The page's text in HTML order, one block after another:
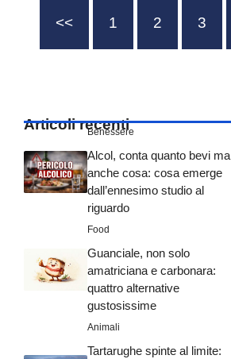
<< 1 2 3
Articoli recenti
Benessere
Alcol, conta quanto bevi ma
anche cosa: cosa emerge
dall’ennesimo studio al
riguardo
Food
Guanciale, non solo
amatriciana e carbonara:
quattro alternative
gustosissime
Animali
Tartarughe spinte al limite: